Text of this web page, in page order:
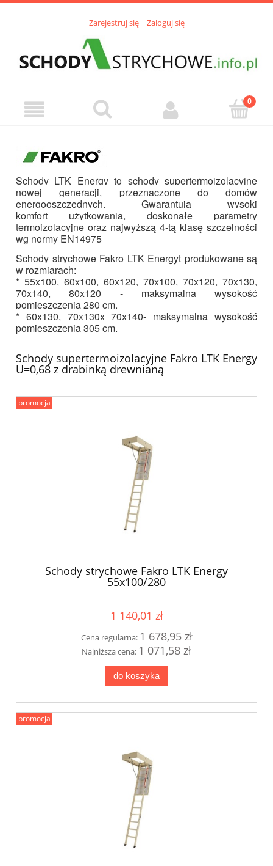
Zarejestruj się Zaloguj się
Schody LTK Energy to schody supertermoizolacyjne
nowej generacji, przeznaczone do domów
energooszczędnych. Gwarantują wysoki
komfort użytkowania, doskonałe parametry
termoizolacyjne oraz najwyższą 4-tą klasę szczelności
wg normy EN14975
Schody strychowe Fakro LTK Energyt produkowane są
w rozmiarach:
* 55x100, 60x100, 60x120, 70x100, 70x120, 70x130,
70x140, 80x120 - maksymalna wysokość
pomieszczenia 280 cm.
* 60x130, 70x130x 70x140- maksymalna wysokość
pomieszczenia 305 cm.
Schody supertermoizolacyjne Fakro LTK Energy
U=0,68 z drabinką drewnianą
Schody strychowe Fakro LTK Energy
55x100/280
1 140,01 zł
Cena regularna:1 678,95 zł
Najniższa cena:1 071,58 zł
do koszyka
promocja
promocja